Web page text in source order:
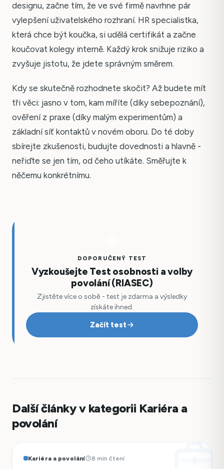
designu, začne tím, že ve své firmě navrhne pár
vylepšení uživatelského rozhraní. HR specialistka,
která chce být koučka, si udělá certifikát a začne
koučovat kolegy interně. Každý krok snižuje riziko a
zvyšuje jistotu, že jdete správným směrem.
Kdy se skutečně rozhodnete skočit? Až budete mít
tři věci: jasno v tom, kam míříte (díky sebepoznání),
ověření z praxe (díky malým experimentům) a
základní síť kontaktů v novém oboru. Do té doby
sbírejte zkušenosti, budujte dovednosti a hlavně -
neřiďte se jen tím, od čeho utíkáte. Směřujte k
něčemu konkrétnímu.
DOPORUČENÝ TEST
Vyzkoušejte Test osobnosti a volby
povolání (RIASEC)
Zjistěte více o sobě - test je zdarma a výsledky
získáte ihned.
Začít test
Další články v kategorii Kariéra a
povolání
Kariéra a povolání 8 min čtení